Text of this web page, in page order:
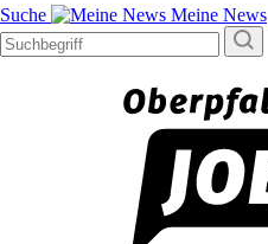
Suche Meine News